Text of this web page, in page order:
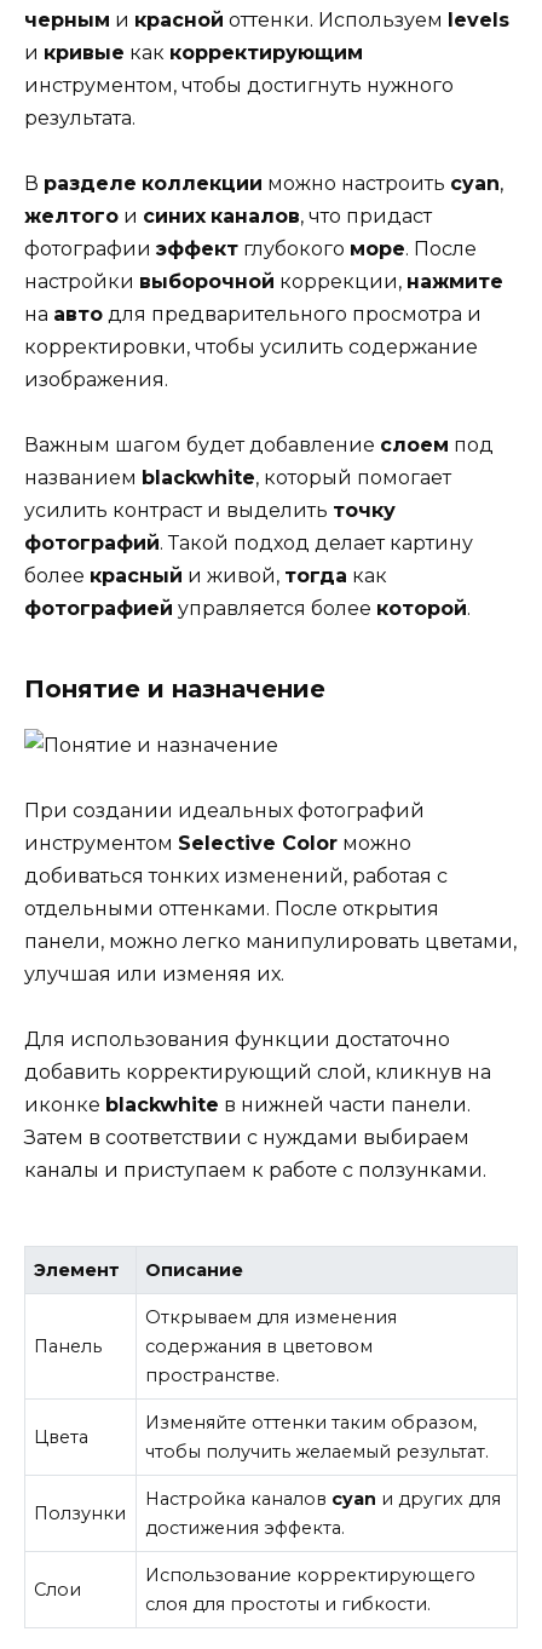
черным и красной оттенки. Используем levels
и кривые как корректирующим
инструментом, чтобы достигнуть нужного
результата.
В разделе коллекции можно настроить cyan,
желтого и синих каналов, что придаст
фотографии эффект глубокого море. После
настройки выборочной коррекции, нажмите
на авто для предварительного просмотра и
корректировки, чтобы усилить содержание
изображения.
Важным шагом будет добавление слоем под
названием blackwhite, который помогает
усилить контраст и выделить точку
фотографий. Такой подход делает картину
более красный и живой, тогда как
фотографией управляется более которой.
Понятие и назначение
При создании идеальных фотографий
инструментом Selective Color можно
добиваться тонких изменений, работая с
отдельными оттенками. После открытия
панели, можно легко манипулировать цветами,
улучшая или изменяя их.
Для использования функции достаточно
добавить корректирующий слой, кликнув на
иконке blackwhite в нижней части панели.
Затем в соответствии с нуждами выбираем
каналы и приступаем к работе с ползунками.
Элемент Описание
Панель
Открываем для изменения
содержания в цветовом
пространстве.
Цвета
Изменяйте оттенки таким образом,
чтобы получить желаемый результат.
Ползунки
Настройка каналов cyan и других для
достижения эффекта.
Слои
Использование корректирующего
слоя для простоты и гибкости.